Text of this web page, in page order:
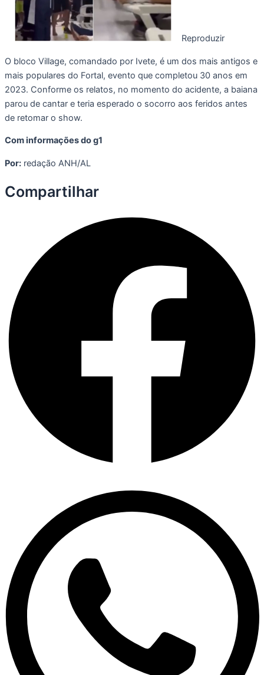
Reproduzir
O bloco Village, comandado por Ivete, é um dos mais antigos e
mais populares do Fortal, evento que completou 30 anos em
2023. Conforme os relatos, no momento do acidente, a baiana
parou de cantar e teria esperado o socorro aos feridos antes
de retomar o show.
Com informações do g1
Por: redação ANH/AL
Compartilhar